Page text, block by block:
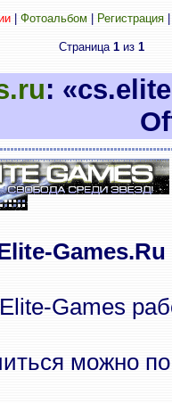
| Фотоальбом Регистрация
Страница 1из 1
:
Games
можно